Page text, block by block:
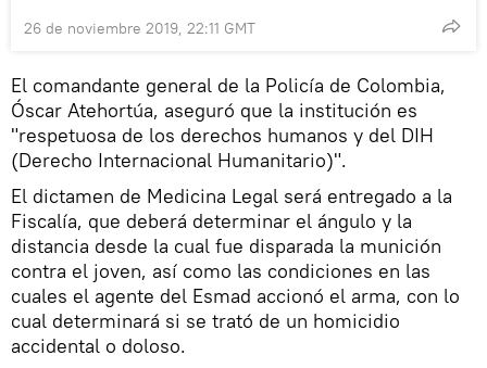
26 de noviembre 2019, 22:11 GMT
El comandante general de la Policía de Colombia,
Óscar Atehortúa, aseguró que la institución es
"respetuosa de los derechos humanos y del DIH
(Derecho Internacional Humanitario)".
El dictamen de Medicina Legal será entregado a la
Fiscalía, que deberá determinar el ángulo y la
distancia desde la cual fue disparada la munición
contra el joven, así como las condiciones en las
cuales el agente del Esmad accionó el arma, con lo
cual determinará si se trató de un homicidio
accidental o doloso.